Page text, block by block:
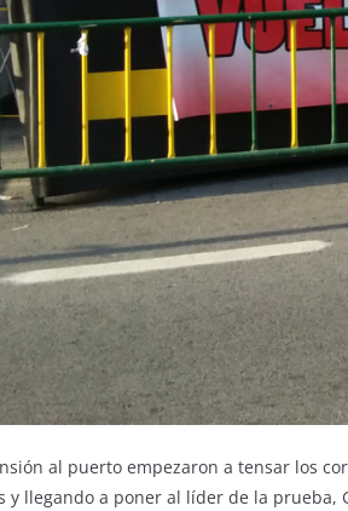
al puerto empezaron a tensar los
y llegando a poner al líder de la prueba,